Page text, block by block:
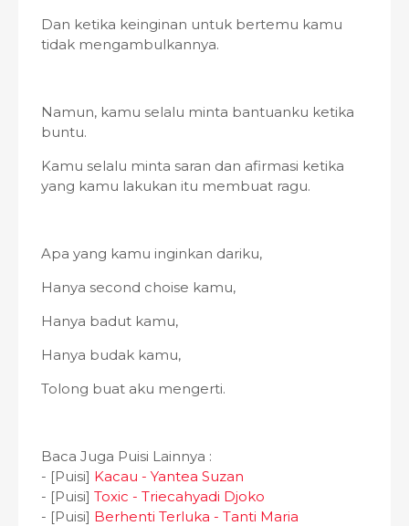
Dan ketika keinginan untuk bertemu kamu
tidak mengambulkannya.
Namun, kamu selalu minta bantuanku ketika
buntu.
Kamu selalu minta saran dan afirmasi ketika
yang kamu lakukan itu membuat ragu.
Apa yang kamu inginkan dariku,
Hanya second choise kamu,
Hanya badut kamu,
Hanya budak kamu,
Tolong buat aku mengerti.
Baca Juga Puisi Lainnya :
- [Puisi] Kacau - Yantea Suzan
- [Puisi] Toxic - Triecahyadi Djoko
- [Puisi] Berhenti Terluka - Tanti Maria